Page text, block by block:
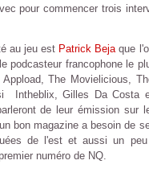
pour commencer trois
au jeu est Patrick Bejaque
podcasteur francophone le
The Movielicious,
Intheblix, Gilles Da Costa
de leur émission sur
bon magazine a besoin de
de l'est et aussi un
numéro de NQ.